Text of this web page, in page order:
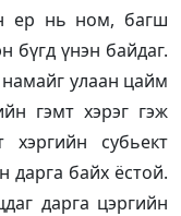
ер нь ном, багш
бүгд үнэн байдаг.
улаан цайм
гэмт хэрэг гэж
хэргийн субьект
дарга байх ёстой.
дарга цэргийн